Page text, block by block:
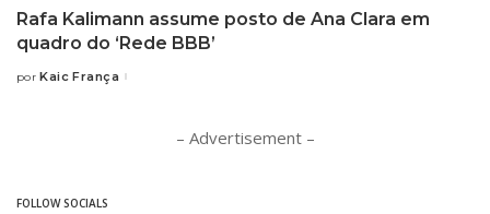
Rafa Kalimann assume posto de Ana Clara em
quadro do ‘Rede BBB’
Posted
por Kaic França
– Advertisement –
FOLLOW SOCIALS